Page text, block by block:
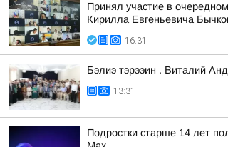
Принял участие в
Кирилла Евгеньевича
16:31
Бэлиэ тэрээин . Виталий
13:31
Подростки старше 14 лет